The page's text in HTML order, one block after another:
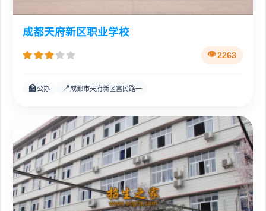
成都天府新区职业学校
2263
🏫公办 📍成都市天府新区富民路一